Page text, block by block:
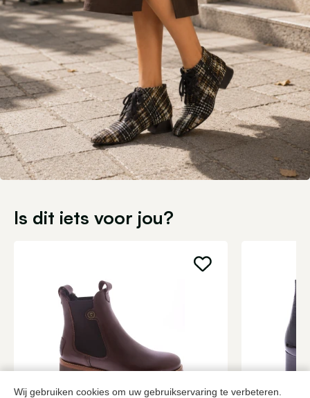
Wij gebruiken cookies om uw gebruikservaring te verbeteren.
Is dit iets voor jou?